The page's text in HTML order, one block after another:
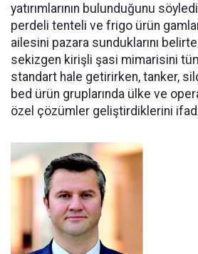
yatırımlarının bulunduğunu
perdeli tenteli ve frigo ürün
ailesini pazara sundukları­nı
sekizgen kirişli şasi mimarisini
standart hale getirir­ken, tanker,
bed ürün gruplarında ülke ve
özel çözüm­ler geliştirdiklerini